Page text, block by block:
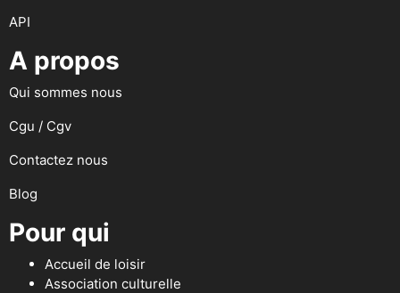
API
A propos
Qui sommes nous
Cgu / Cgv
Contactez nous
Blog
Pour qui
Accueil de loisir
Association culturelle